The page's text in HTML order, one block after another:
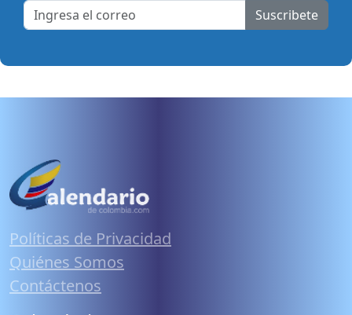
Suscribete
Políticas de Privacidad
Quiénes Somos
Contáctenos